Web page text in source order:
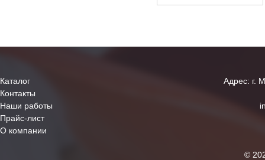
Каталог
Контакты
Наши работы
Прайс-лист
О компании
Адрес: г.
©